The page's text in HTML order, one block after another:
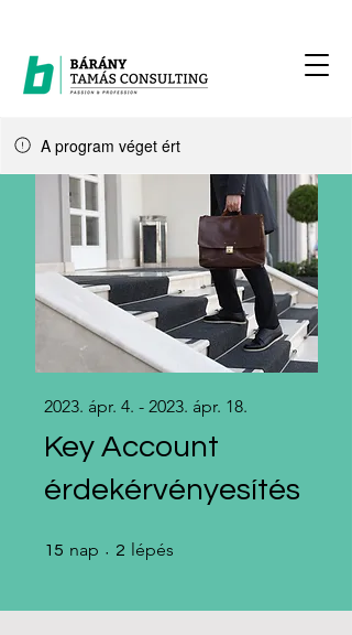
A program véget ért
Key Account
érdekérvényesítés
2023. ápr. 4. - 2023. ápr. 18.
15 nap 15 nap
2 lépés